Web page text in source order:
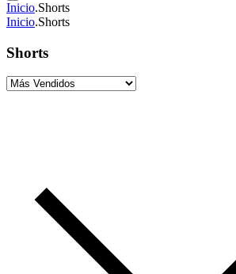
Inicio.Shorts
Inicio.Shorts
Shorts